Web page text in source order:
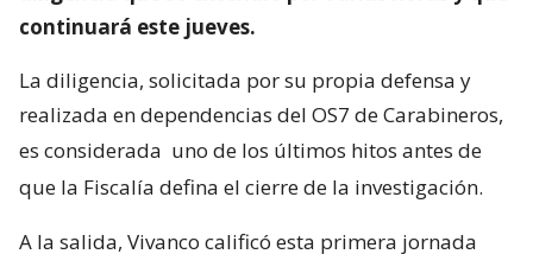
continuará este jueves.
La diligencia, solicitada por su propia defensa y
realizada en dependencias del OS7 de Carabineros,
es considerada uno de los últimos hitos antes de
que la Fiscalía defina el cierre de la investigación.
A la salida, Vivanco calificó esta primera jornada